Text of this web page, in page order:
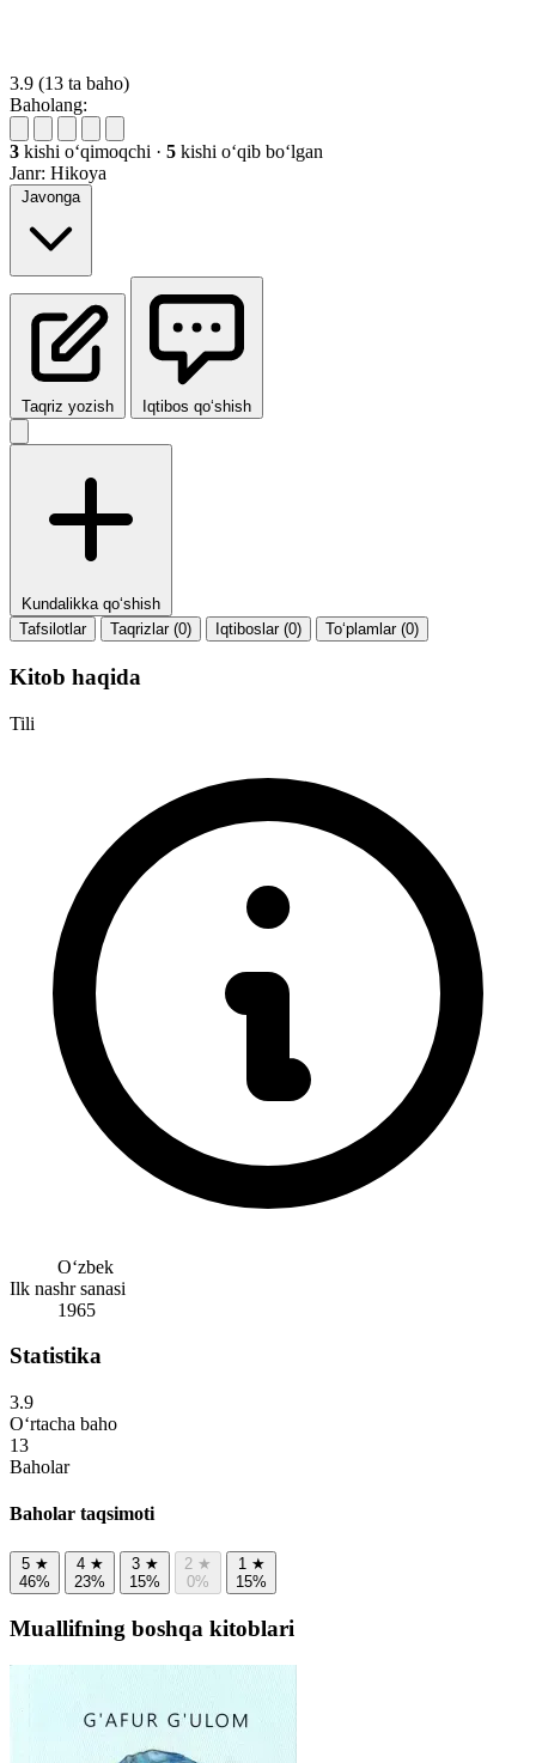
3.9 (13 ta baho)
Baholang:
3 kishi oʻqimoqchi · 5 kishi oʻqib boʻlgan
Janr: Hikoya
Javonga
Taqriz yozish Iqtibos qo‘shish
Kundalikka qo‘shish
Tafsilotlar
Taqrizlar (0) Iqtiboslar (0) To‘plamlar (0)
Kitob haqida
Tili
Oʻzbek
Ilk nashr sanasi
1965
Statistika
3.9
O‘rtacha baho
13
Baholar
Baholar taqsimoti
5 ★
46%
4 ★
23%
3 ★
15%
2 ★
0%
1 ★
15%
Muallifning boshqa kitoblari